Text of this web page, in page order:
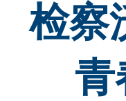
检察
青